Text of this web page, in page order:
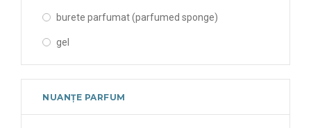
burete parfumat (parfumed sponge)
gel
NUANȚE PARFUM